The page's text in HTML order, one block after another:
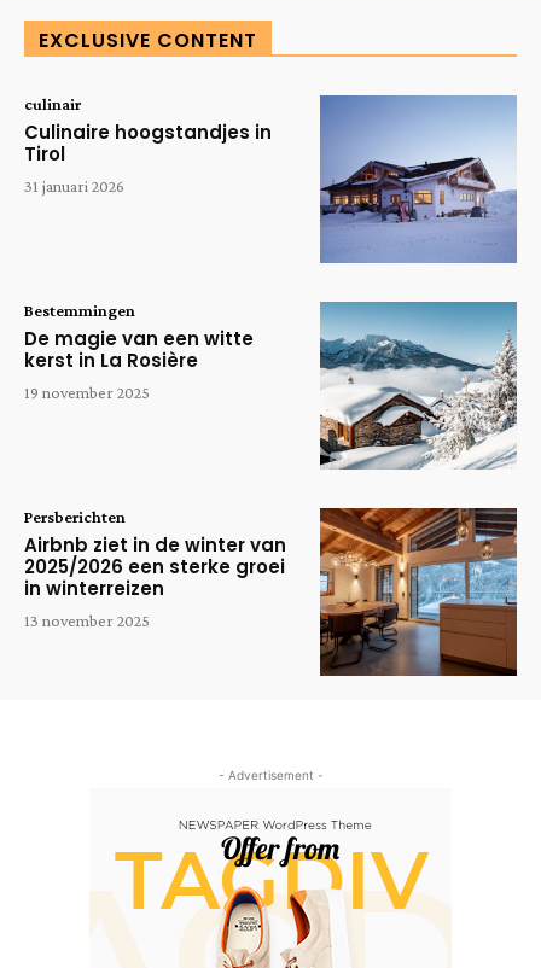
EXCLUSIVE CONTENT
culinair
Culinaire hoogstandjes in
Tirol
31 januari 2026
Bestemmingen
De magie van een witte
kerst in La Rosière
19 november 2025
Persberichten
Airbnb ziet in de winter van
2025/2026 een sterke groei
in winterreizen
13 november 2025
- Advertisement -